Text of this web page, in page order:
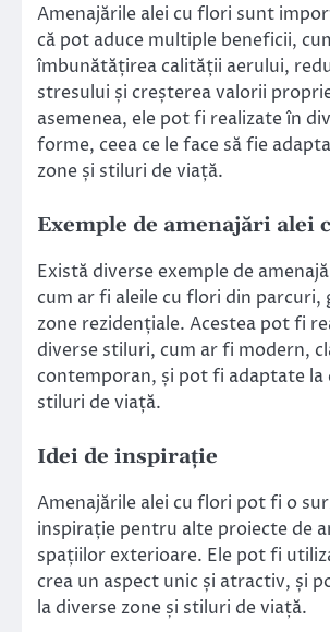
Amenajările alei cu flori sunt
că pot aduce multiple beneficii,
îmbunătățirea calității aerului,
stresului și creșterea valorii
asemenea, ele pot fi realizate în
forme, ceea ce le face să fie
zone și stiluri de viață.
Exemple de amenajări alei
Există diverse exemple de
cum ar fi aleile cu flori din parcuri,
zone rezidențiale. Acestea pot fi
diverse stiluri, cum ar fi modern,
contemporan, și pot fi adaptate la
stiluri de viață.
Idei de inspirație
Amenajările alei cu flori pot fi o
inspirație pentru alte proiecte de
spațiilor exterioare. Ele pot fi
crea un aspect unic și atractiv, și
la diverse zone și stiluri de viață.